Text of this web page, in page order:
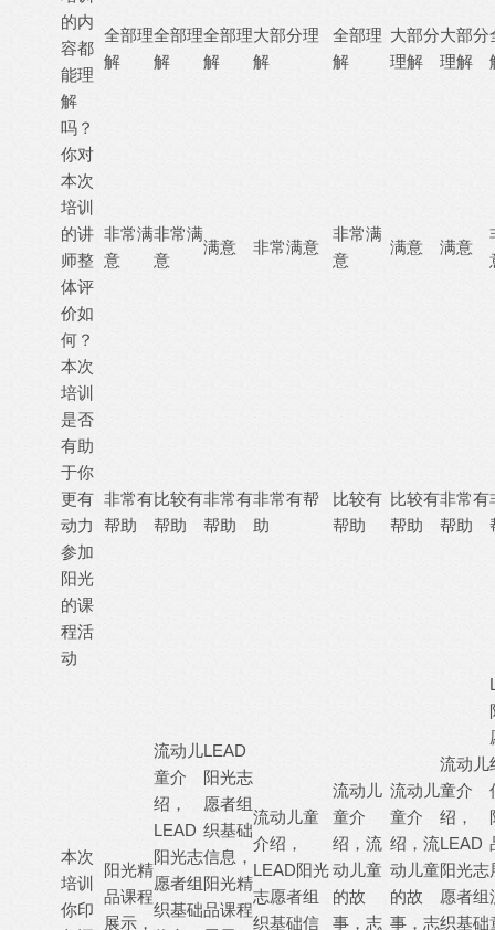
的内
容都
能理
解
吗？
全部理
解
全部理
解
全部理
解
大部分理
解
全部理
解
大部分
理解
大部分
理解
你对
本次
培训
的讲
师整
体评
价如
何？
非常满
意
非常满
意
满意 非常满意
非常满
意
满意 满意
本次
培训
是否
有助
于你
更有
动力
参加
阳光
的课
程活
动
非常有
帮助
比较有
帮助
非常有
帮助
非常有帮
助
比较有
帮助
比较有
帮助
非常有
帮助
本次
培训
你印
阳光精
品课程
展示，
流动儿
童介
绍，
LEAD
阳光志
愿者组
织基础
LEAD
阳光志
愿者组
织基础
信息，
阳光精
品课程
流动儿童
介绍，
LEAD阳光
志愿者组
织基础信
流动儿
童介
绍，流
动儿童
的故
事，志
流动儿
童介
绍，流
动儿童
的故
事，志
流动儿
童介
绍，
LEAD
阳光志
愿者组
织基础